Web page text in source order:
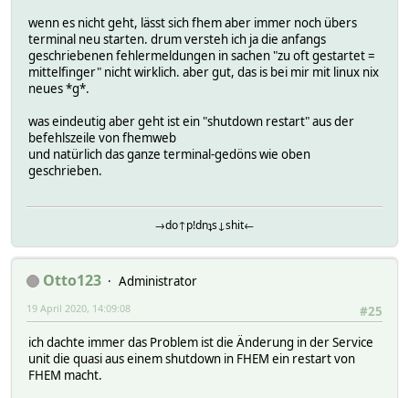
wenn es nicht geht, lässt sich fhem aber immer noch übers
terminal neu starten. drum versteh ich ja die anfangs
geschriebenen fehlermeldungen in sachen "zu oft gestartet =
mittelfinger" nicht wirklich. aber gut, das is bei mir mit linux nix
neues *g*.
was eindeutig aber geht ist ein "shutdown restart" aus der
befehlszeile von fhemweb
und natürlich das ganze terminal-gedöns wie oben
geschrieben.
→do↑p!dnʇs↓shit←
Otto123
Administrator
#25
19 April 2020, 14:09:08
ich dachte immer das Problem ist die Änderung in der Service
unit die quasi aus einem shutdown in FHEM ein restart von
FHEM macht.